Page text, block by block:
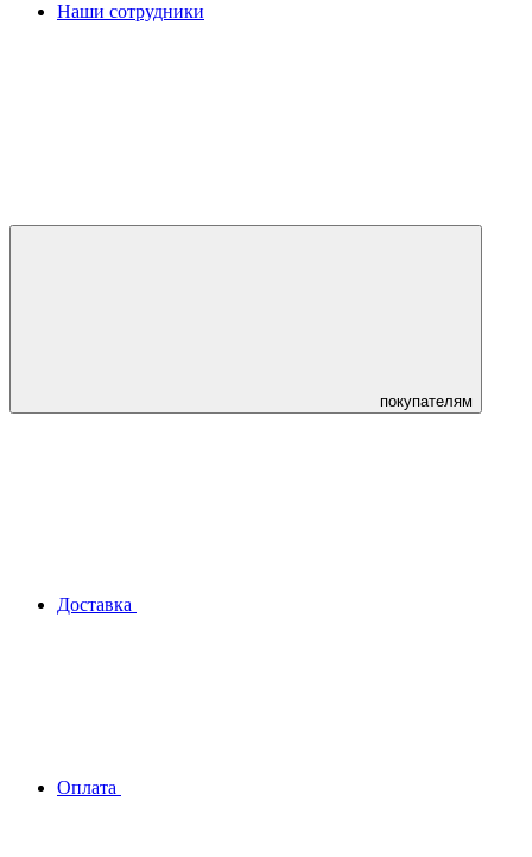
Наши сотрудники
покупателям
Доставка
Оплата